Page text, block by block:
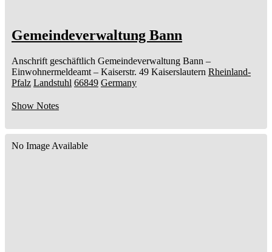
Gemeindeverwaltung Bann
Anschrift geschäftlich Gemeindeverwaltung Bann –
Einwohnermeldeamt – Kaiserstr. 49 Kaiserslautern Rheinland-
Pfalz Landstuhl 66849 Germany
Show Notes
No Image Available